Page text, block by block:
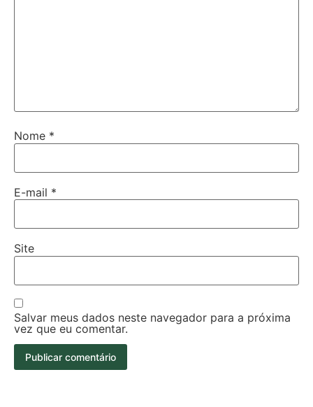
Nome *
E-mail *
Site
Salvar meus dados neste navegador para a próxima
vez que eu comentar.